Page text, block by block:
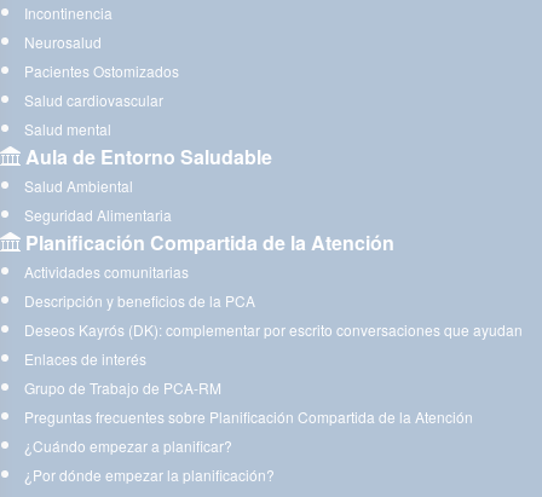
Incontinencia
Neurosalud
Pacientes Ostomizados
Salud cardiovascular
Salud mental
Aula de Entorno Saludable
Salud Ambiental
Seguridad Alimentaria
Planificación Compartida de la Atención
Actividades comunitarias
Descripción y beneficios de la PCA
Deseos Kayrós (DK): complementar por escrito conversaciones que ayudan
Enlaces de interés
Grupo de Trabajo de PCA-RM
Preguntas frecuentes sobre Planificación Compartida de la Atención
¿Cuándo empezar a planificar?
¿Por dónde empezar la planificación?